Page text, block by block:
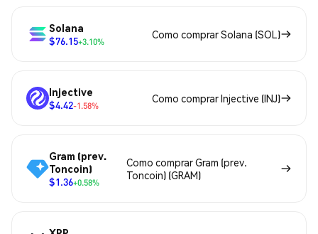
Solana
$76.15+3.10%
Como comprar Solana (SOL)
Injective
$4.42-1.58%
Como comprar Injective (INJ)
Gram (prev.
Toncoin)
$1.36+0.58%
Como comprar Gram (prev.
Toncoin) (GRAM)